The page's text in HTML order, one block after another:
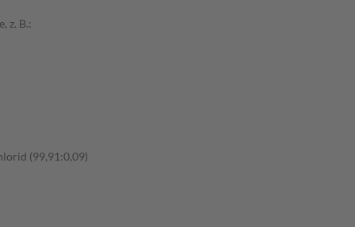
z. B.:
(99,91:0,09)